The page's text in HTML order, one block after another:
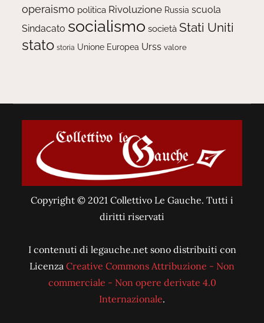
operaismo politica Rivoluzione Russia scuola
Sindacato socialismo società Stati Uniti
stato storia Unione Europea Urss valore
Copyright © 2021 Collettivo Le Gauche. Tutti i
diritti riservati
I contenuti di legauche.net sono distribuiti con
Licenza Creative Commons Attribuzione - Non
commerciale - Non opere derivate 4.0
Internazionale.